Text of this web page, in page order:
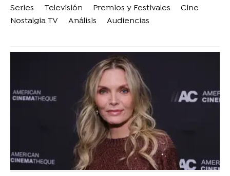
Series Televisión Premios y Festivales
Cine
Nostalgia TV
Análisis Audiencias